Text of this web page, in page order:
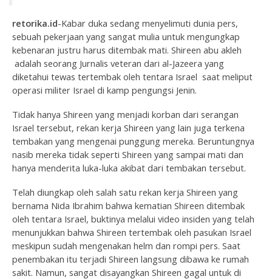
retorika.id-Kabar duka sedang menyelimuti dunia pers,
sebuah pekerjaan yang sangat mulia untuk mengungkap
kebenaran justru harus ditembak mati. Shireen abu akleh
adalah seorang Jurnalis veteran dari al-Jazeera yang
diketahui tewas tertembak oleh tentara Israel saat meliput
operasi militer Israel di kamp pengungsi Jenin.
Tidak hanya Shireen yang menjadi korban dari serangan
Israel tersebut, rekan kerja Shireen yang lain juga terkena
tembakan yang mengenai punggung mereka. Beruntungnya
nasib mereka tidak seperti Shireen yang sampai mati dan
hanya menderita luka-luka akibat dari tembakan tersebut.
Telah diungkap oleh salah satu rekan kerja Shireen yang
bernama Nida Ibrahim bahwa kematian Shireen ditembak
oleh tentara Israel, buktinya melalui video insiden yang telah
menunjukkan bahwa Shireen tertembak oleh pasukan Israel
meskipun sudah mengenakan helm dan rompi pers. Saat
penembakan itu terjadi Shireen langsung dibawa ke rumah
sakit. Namun, sangat disayangkan Shireen gagal untuk di